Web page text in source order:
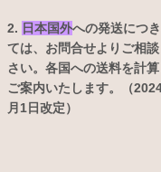
2. 日本国外への発送につ
ては、お問合せよりご相
さい。各国への送料を計
ご案内いたします。（
月1日改定）